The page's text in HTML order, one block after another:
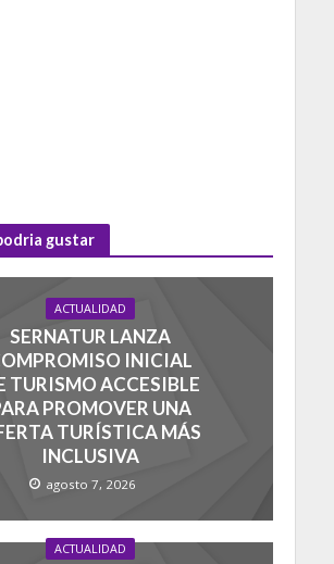
gustar
ACTUALIDAD
SERNATUR LANZA
INICIAL
TURISMO ACCESIBLE
PROMOVER UNA
TURÍSTICA MÁS
INCLUSIVA
agosto 7, 2026
ACTUALIDAD